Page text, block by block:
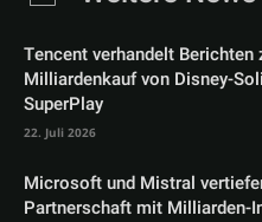
Tencent verhandelt
Milliardenkauf von Disney-
SuperPlay
22. Juli 2026
Microsoft und Mistral
Partnerschaft mit Milliarden-